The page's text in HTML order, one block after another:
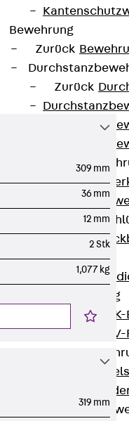
Bewehrung
Zurück
Zurück
Zurück
Zurück
FERBOX®
GFK-Bewehrung
Zurück
FIBERNOX®
309 mm
36 mm
12 mm
2 Stk
1,077 kg
319 mm